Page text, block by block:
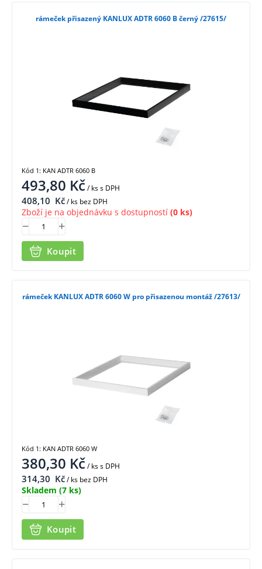
rámeček přisazený KANLUX ADTR 6060 B černý /27615/
493,80 Kč/ kss DPH
408,10 Kč/ ks bez DPH
Zboží je na objednávku s dostupností (0 ks)
Koupit
Kód 1: KAN ADTR 6060 B
rámeček KANLUX ADTR 6060 W pro přisazenou montáž /27613/
380,30 Kč/ kss DPH
314,30 Kč/ ks bez DPH
Skladem (7 ks)
Koupit
Kód 1: KAN ADTR 6060 W